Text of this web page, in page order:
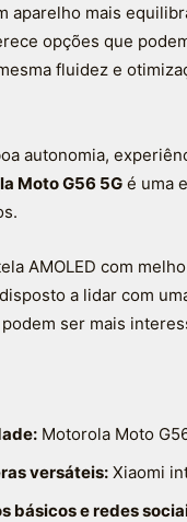
aparelho mais
opções que
fluidez e
autonomia,
Moto G56 5G é uma
AMOLED com
a lidar com
ser mais
Motorola Moto
versáteis: Xiaomi
básicos e redes